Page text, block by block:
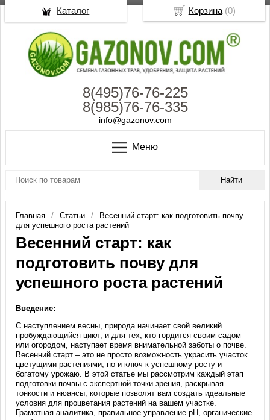
8(495)76-76-225
8(985)76-76-335
info@gazonov.com
Меню
Главная Статьи
Весенний старт: как подготовить почву
для успешного роста растений
Весенний старт: как
подготовить почву для
успешного роста растений
Введение:
С наступлением весны, природа начинает свой великий
пробуждающийся цикл, и для тех, кто гордится своим садом
или огородом, наступает время внимательной заботы о почве.
Весенний старт – это не просто возможность украсить участок
цветущими растениями, но и ключ к успешному росту и
богатому урожаю. В этой статье мы рассмотрим каждый этап
подготовки почвы с экспертной точки зрения, раскрывая
тонкости и нюансы, которые позволят вам создать идеальные
условия для процветания растений на вашем участке.
Грамотная аналитика, правильное управление pH, органические
Корзина(0)
Каталог